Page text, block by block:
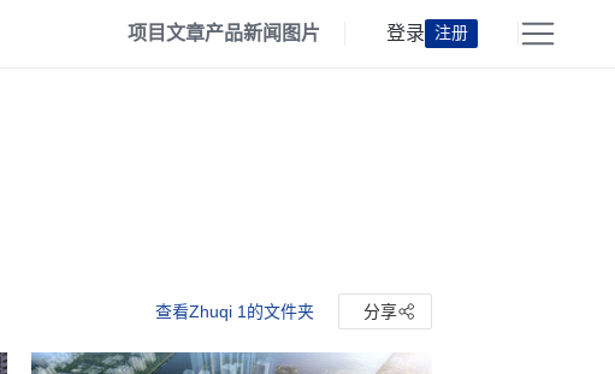
项目文章产品新闻 图片 登录 注册
查看Zhuqi 1的文件夹 分享